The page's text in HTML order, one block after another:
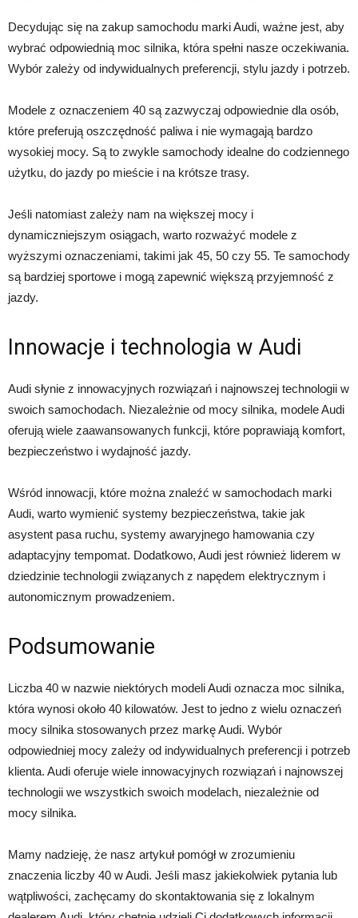
Decydując się na zakup samochodu marki Audi, ważne jest, aby
wybrać odpowiednią moc silnika, która spełni nasze oczekiwania.
Wybór zależy od indywidualnych preferencji, stylu jazdy i potrzeb.
Modele z oznaczeniem 40 są zazwyczaj odpowiednie dla osób,
które preferują oszczędność paliwa i nie wymagają bardzo
wysokiej mocy. Są to zwykle samochody idealne do codziennego
użytku, do jazdy po mieście i na krótsze trasy.
Jeśli natomiast zależy nam na większej mocy i
dynamiczniejszym osiągach, warto rozważyć modele z
wyższymi oznaczeniami, takimi jak 45, 50 czy 55. Te samochody
są bardziej sportowe i mogą zapewnić większą przyjemność z
jazdy.
Innowacje i technologia w Audi
Audi słynie z innowacyjnych rozwiązań i najnowszej technologii w
swoich samochodach. Niezależnie od mocy silnika, modele Audi
oferują wiele zaawansowanych funkcji, które poprawiają komfort,
bezpieczeństwo i wydajność jazdy.
Wśród innowacji, które można znaleźć w samochodach marki
Audi, warto wymienić systemy bezpieczeństwa, takie jak
asystent pasa ruchu, systemy awaryjnego hamowania czy
adaptacyjny tempomat. Dodatkowo, Audi jest również liderem w
dziedzinie technologii związanych z napędem elektrycznym i
autonomicznym prowadzeniem.
Podsumowanie
Liczba 40 w nazwie niektórych modeli Audi oznacza moc silnika,
która wynosi około 40 kilowatów. Jest to jedno z wielu oznaczeń
mocy silnika stosowanych przez markę Audi. Wybór
odpowiedniej mocy zależy od indywidualnych preferencji i potrzeb
klienta. Audi oferuje wiele innowacyjnych rozwiązań i najnowszej
technologii we wszystkich swoich modelach, niezależnie od
mocy silnika.
Mamy nadzieję, że nasz artykuł pomógł w zrozumieniu
znaczenia liczby 40 w Audi. Jeśli masz jakiekolwiek pytania lub
wątpliwości, zachęcamy do skontaktowania się z lokalnym